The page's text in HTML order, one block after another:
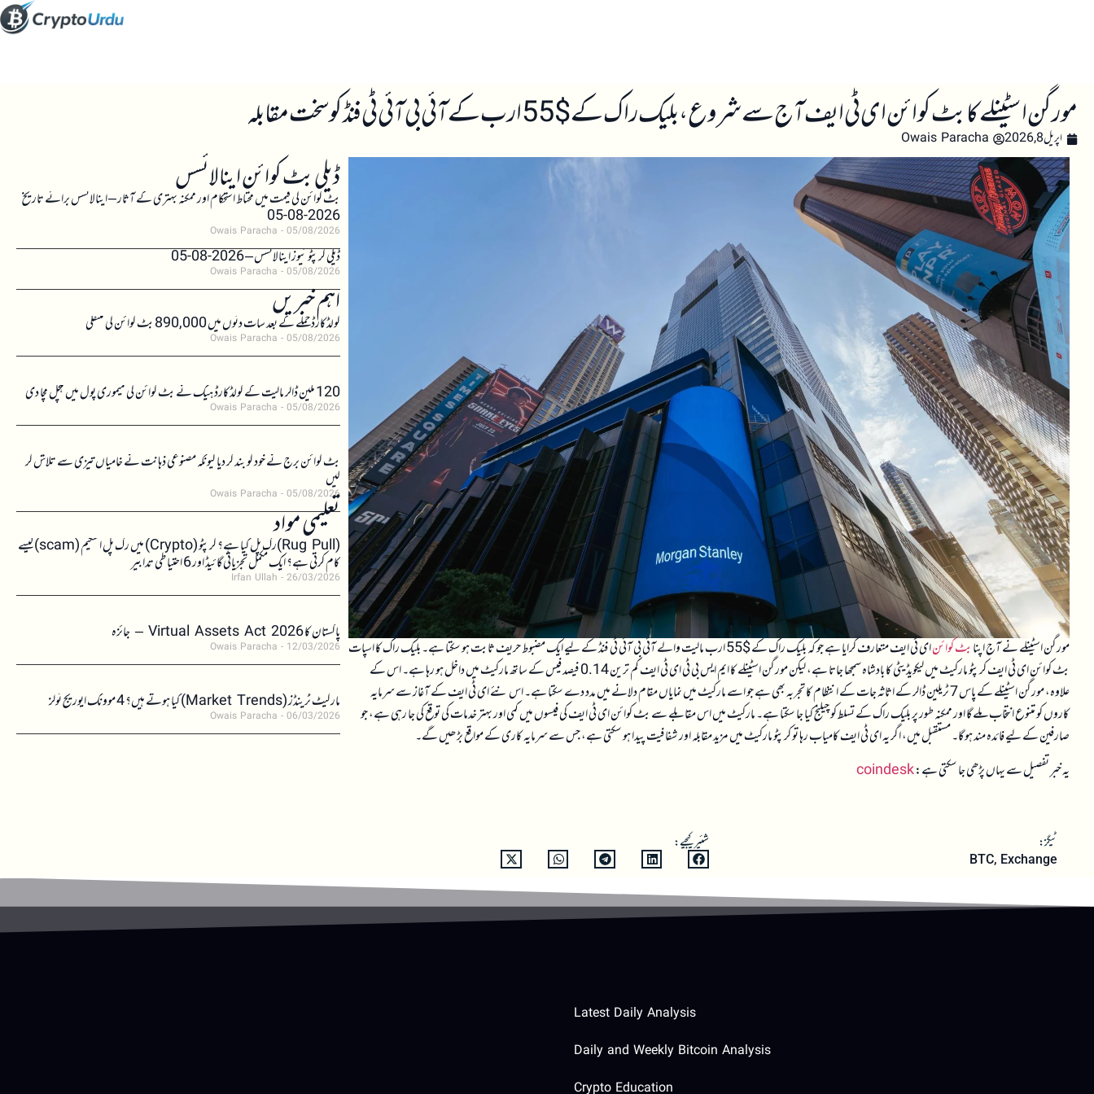
مورگن اسٹینلے کا بٹ کوائن ای ٹی ایف آج سے شروع، بلیک راک کے $55 ارب کے آئی بی آئی ٹی فنڈ کو سخت مقابلہ
اپریل 8, 2026 Owais Paracha
مورگن اسٹینلے نے آج اپنابٹ کوائن
ای ٹی ایف متعارف کرایا ہے جو کہ بلیک راک کے $55 ارب مالیت والے آئی بی آئی ٹی فنڈ کے لیے ایک مضبوط حریف ثابت ہو سکتا ہے۔ بلیک راک کا اسپات
بٹ کوائن ای ٹی ایف کرپٹو مارکیٹ میں لیکویڈیٹی کا بادشاہ سمجھا جاتا ہے، لیکن مورگن اسٹینلے کا ایم ایس بی ٹی ای ٹی ایف کم ترین 0.14 فیصد فیس کے ساتھ مارکیٹ میں داخل ہو رہا ہے۔ اس کے
علاوہ، مورگن اسٹینلے کے پاس 7 ٹریلین ڈالر کے اثاثہ جات کے انتظام کا تجربہ بھی ہے جو اسے مارکیٹ میں نمایاں مقام دلانے میں مدد دے سکتا ہے۔ اس نئے ای ٹی ایف کے آغاز سے سرمایہ
کاروں کو متنوع انتخاب ملے گا اور ممکنہ طور پر بلیک راک کے تسلط کو چیلنج کیا جا سکتا ہے۔ مارکیٹ میں اس مقابلے سے بٹ کوائن ای ٹی ایف کی فیسوں میں کمی اور بہتر خدمات کی توقع کی جا رہی ہے، جو
صارفین کے لیے فائدہ مند ہو گا۔ مستقبل میں، اگر یہ ای ٹی ایف کامیاب رہا تو کرپٹو مارکیٹ میں مزید مقابلہ اور شفافیت پیدا ہو سکتی ہے، جس سے سرمایہ کاری کے مواقع بڑھیں گے۔
یہ خبر تفصیل سے یہاں پڑھی جا سکتی ہے:coindesk
ٹیگز:
BTC, Exchange
شئیر کیجیے:
ڈیلی بٹ کوائن اینالائسس
بٹ کوائن کی قیمت میں محتاط استحکام اور ممکنہ بہتری کے آثار – اینالائسس برائے تاریخ
2026-08-05
Owais Paracha 05/08/2026
ڈیلی کرپٹو نیوز اینالائسس – 2026-08-05
Owais Paracha 05/08/2026
اہم خبریں
کولڈکارڈ حملے کے بعد سات دنوں میں 890,000 بٹ کوائن کی منتقلی
Owais Paracha 05/08/2026
120 ملین ڈالر مالیت کے کولڈکارڈ ہیک نے بٹ کوائن کی میموری پول میں ہلچل مچا دی
Owais Paracha 05/08/2026
بٹ کوائن برج نے خود کو بند کر دیا کیونکہ مصنوعی ذہانت نے خامیاں تیزی سے تلاش کر
لیں
Owais Paracha 05/08/2026
تعلیمی مواد (Rug Pull)رگ پل کیا ہے؟ کرپٹو (Crypto) میں رگ پل اسکیم (scam)کیسے
کام کرتی ہے؟ ایک مکمل تجزیاتی گائیڈ اور 6 احتیاطی تدابیر
Irfan Ullah 26/03/2026
پاکستان کا Virtual Assets Act 2026 – جائزہ
Owais Paracha 12/03/2026
مارکیٹ ٹرینڈز (Market Trends) کیا ہوتے ہیں؟ 4 موونگ ایوریج ٹولز
Owais Paracha 06/03/2026
Latest Daily Analysis
Daily and Weekly Bitcoin Analysis
Crypto Education